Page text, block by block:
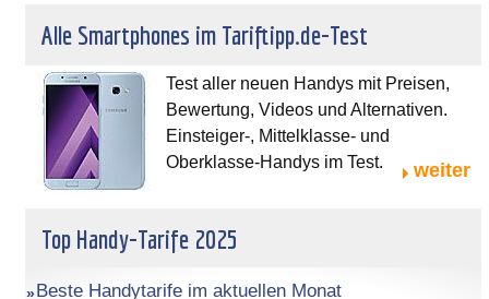
Alle Smartphones im Tariftipp.de-Test
Test aller neuen Handys mit Preisen,
Bewertung, Videos und Alternativen.
Einsteiger-, Mittelklasse- und
Oberklasse-Handys im Test.
weiter
Top Handy-Tarife 2025
Beste Handytarife im aktuellen Monat